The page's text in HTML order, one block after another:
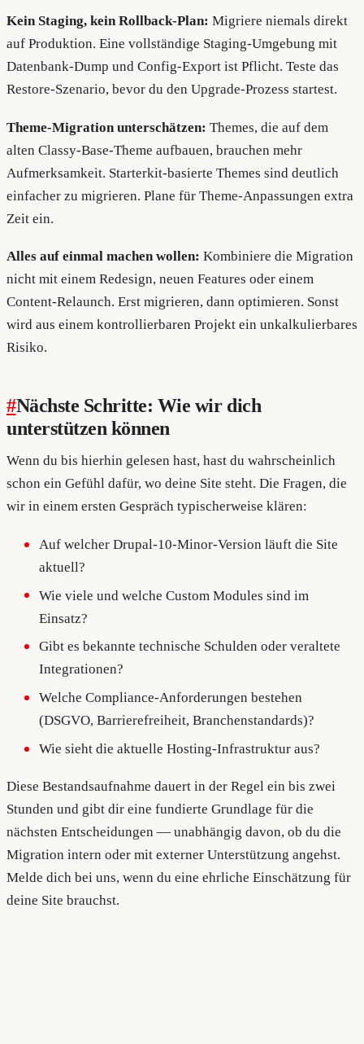
Kein Staging, kein Rollback-Plan: Migriere niemals direkt
auf Produktion. Eine vollständige Staging-Umgebung mit
Datenbank-Dump und Config-Export ist Pflicht. Teste das
Restore-Szenario, bevor du den Upgrade-Prozess startest.
Theme-Migration unterschätzen: Themes, die auf dem
alten Classy-Base-Theme aufbauen, brauchen mehr
Aufmerksamkeit. Starterkit-basierte Themes sind deutlich
einfacher zu migrieren. Plane für Theme-Anpassungen extra
Zeit ein.
Alles auf einmal machen wollen: Kombiniere die Migration
nicht mit einem Redesign, neuen Features oder einem
Content-Relaunch. Erst migrieren, dann optimieren. Sonst
wird aus einem kontrollierbaren Projekt ein unkalkulierbares
Risiko.
#Nächste Schritte: Wie wir dich
unterstützen können
Wenn du bis hierhin gelesen hast, hast du wahrscheinlich
schon ein Gefühl dafür, wo deine Site steht. Die Fragen, die
wir in einem ersten Gespräch typischerweise klären:
Auf welcher Drupal-10-Minor-Version läuft die Site
aktuell?
Wie viele und welche Custom Modules sind im
Einsatz?
Gibt es bekannte technische Schulden oder veraltete
Integrationen?
Welche Compliance-Anforderungen bestehen
(DSGVO, Barrierefreiheit, Branchenstandards)?
Wie sieht die aktuelle Hosting-Infrastruktur aus?
Diese Bestandsaufnahme dauert in der Regel ein bis zwei
Stunden und gibt dir eine fundierte Grundlage für die
nächsten Entscheidungen — unabhängig davon, ob du die
Migration intern oder mit externer Unterstützung angehst.
Melde dich bei uns, wenn du eine ehrliche Einschätzung für
deine Site brauchst.